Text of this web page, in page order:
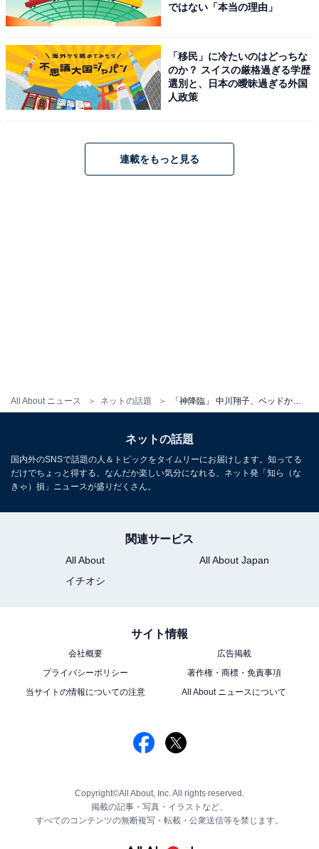
All About ニュース ネットの話題
ではない「本当の理由」
「移民」に冷たいのはどっちな
のか？ スイスの厳格過ぎる学歴
選別と、日本の曖昧過ぎる外国
人政策
連載をもっと見る
ネットの話題
国内外のSNSで話題の人＆トピックをタイムリーにお届けします。知ってる
だけでちょっと得する、なんだか楽しい気分になれる、ネット発「知ら（な
きゃ）損」ニュースが盛りだくさん。
関連サービス
All About
All About Japan
イチオシ
サイト情報
会社概要
広告掲載
プライバシーポリシー
著作権・商標・免責事項
当サイトの情報についての注意
All About ニュースについて
Copyright©All About, Inc. All rights reserved.
掲載の記事・写真・イラストなど、
すべてのコンテンツの無断複写・転載・公衆送信等を禁じます。